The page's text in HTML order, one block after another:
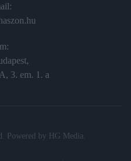
3. em. 1. a
Powered by HG Media